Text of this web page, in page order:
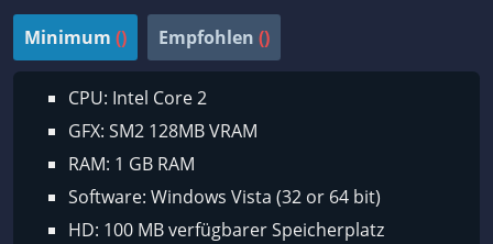
Minimum () Empfohlen ()
CPU: Intel Core 2
GFX: SM2 128MB VRAM
RAM: 1 GB RAM
Software: Windows Vista (32 or 64 bit)
HD: 100 MB verfügbarer Speicherplatz